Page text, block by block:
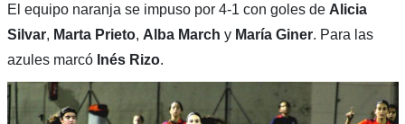
El equipo naranja se impuso por 4-1 con goles de Alicia
Silvar, Marta Prieto, Alba March y María Giner. Para las
azules marcó Inés Rizo.